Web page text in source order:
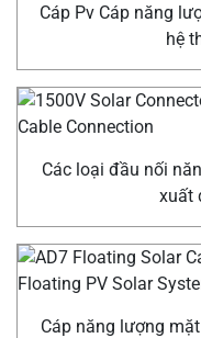
Cáp Pv Cáp năng
hệ
Các loại đầu nối
xuất
Cáp năng lượng